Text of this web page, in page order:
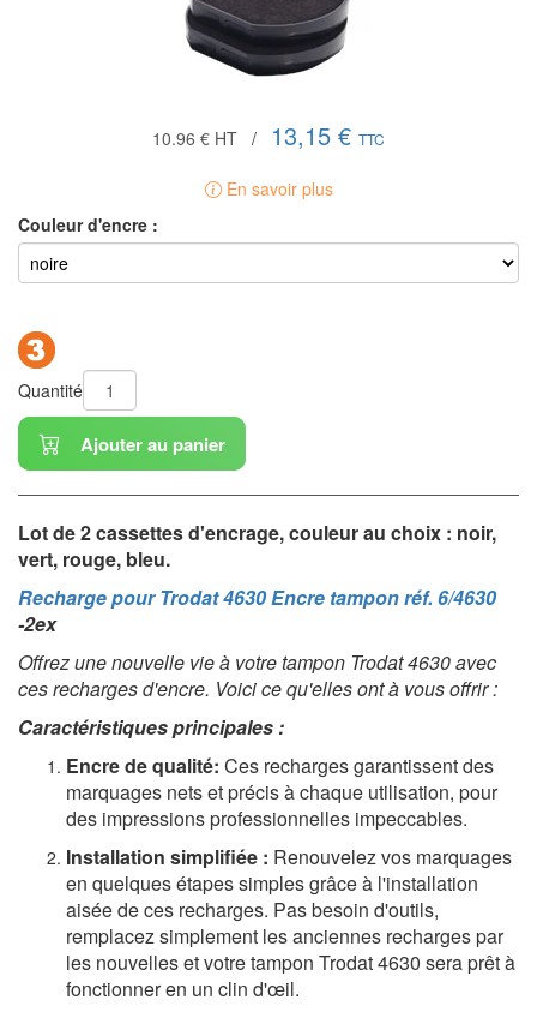
10.96 € HT / 13,15 € TTC
En savoir plus
Couleur d'encre :
Quantité
Ajouter au panier
Lot de 2 cassettesd'encrage, couleur au choix : noir,
vert, rouge, bleu.
Recharge pour Trodat 4630 Encre tampon réf. 6/4630
-2ex
Offrez une nouvelle vie à votre tampon Trodat 4630 avec
ces recharges d'encre. Voici ce qu'elles ont à vous offrir :
Caractéristiques principales :
Encre de qualité: Ces recharges garantissent des
marquages nets et précis à chaque utilisation, pour
des impressions professionnelles impeccables.
Installation simplifiée : Renouvelez vos marquages
en quelques étapes simples grâce à l'installation
aisée de ces recharges. Pas besoin d'outils,
remplacez simplement les anciennes recharges par
les nouvelles et votre tampon Trodat 4630 sera prêt à
fonctionner en un clin d'œil.